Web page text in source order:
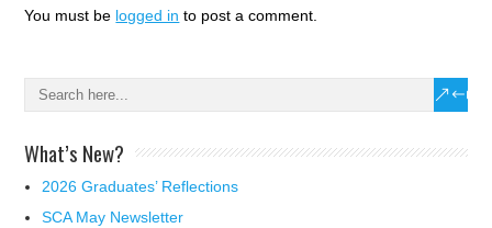
You must be logged in to post a comment.
What’s New?
2026 Graduates’ Reflections
SCA May Newsletter